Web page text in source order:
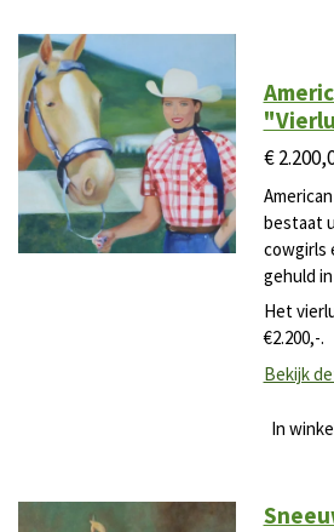
€
bestaat
cowgirls
gehuld
Het
€2.200,-.
Bekijk
In